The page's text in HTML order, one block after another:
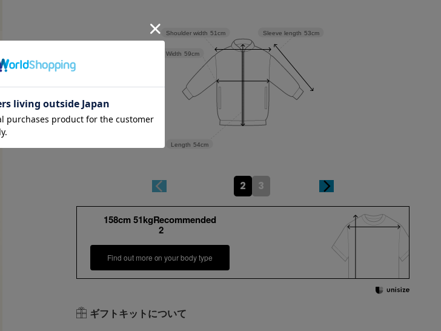
Sleeve length 53cm
Length 54cm
Width 59cm
Shoulder width 51cm
2 3
158cm 51kgRecommended
2
Find out more on your body type
ギフトキットについて